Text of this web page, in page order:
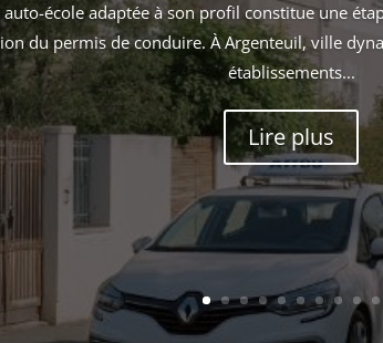
école adaptée à son profil constitue une
du permis de conduire. À Argenteuil, ville
établissements...
Lire plus